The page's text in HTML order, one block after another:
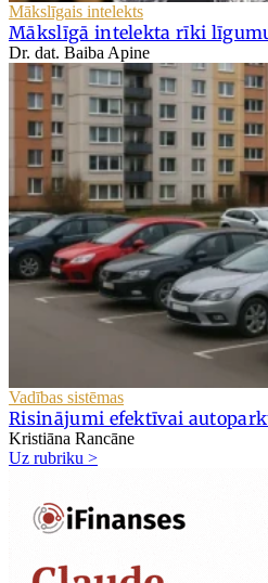
Mākslīgais intelekts
Mākslīgā intelekta rīki
Dr. dat. Baiba Apine
Vadības sistēmas
Risinājumi efektīvai
Kristiāna Rancāne
Uz rubriku >